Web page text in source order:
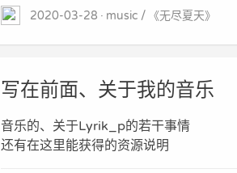
2020-03-28 music 《无尽夏天》
写在前面、关于我的音乐
音乐的、关于Lyrik_p的若干事情
还有在这里能获得的资源说明